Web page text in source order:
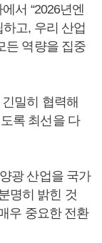
서 “2026년엔
고, 우리 산업
든 역량을 집중
밀히 협력해
록 최선을 다
광 산업을 국가
명히 밝힌 것
우 중요한 전환